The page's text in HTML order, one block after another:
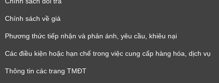
Chính sách về giá
Phương thức tiếp nhận và phản ánh, yêu cầu, khiêu nại
Các điều kiện hoặc hạn chế trong việc cung cấp hàng hóa, dịch vụ
Thông tin các trang TMĐT